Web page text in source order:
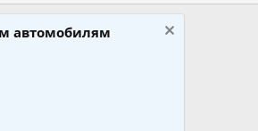
автомобилям